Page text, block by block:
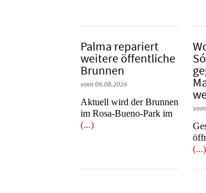
Palma repariert
weitere öffentliche
Brunnen
vom 06.08.2026
Aktuell wird der Brunnen
im Rosa-Bueno-Park im
(...)
(...)